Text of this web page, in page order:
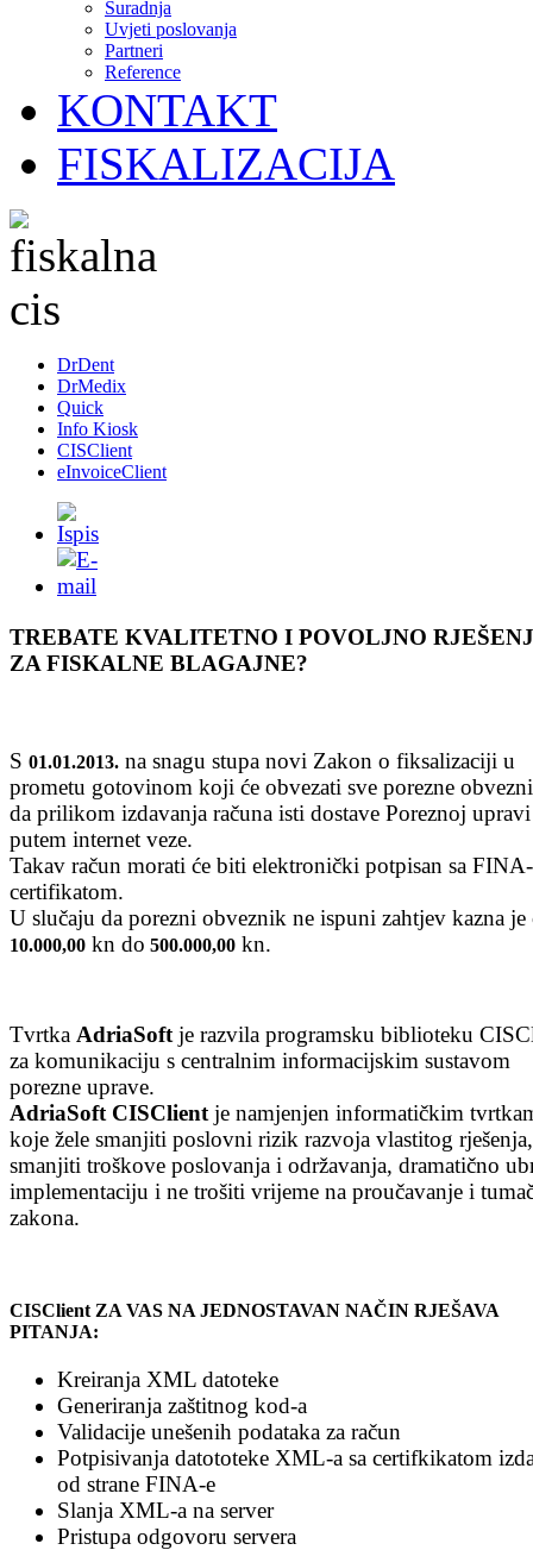
Suradnja
Uvjeti poslovanja
Partneri
Reference
KONTAKT
FISKALIZACIJA
DrDent
DrMedix
Quick
Info Kiosk
CISClient
eInvoiceClient
TREBATE KVALITETNO I POVOLJNO
ZA FISKALNE BLAGAJNE?
S 01.01.2013. na snagu stupa novi Zakon o fiksalizaciji u
prometu gotovinom koji će obvezati sve porezne
da prilikom izdavanja računa isti dostave Poreznoj upravi
putem internet veze.
Takav račun morati će biti elektronički potpisan sa
certifikatom.
U slučaju da porezni obveznik ne ispuni zahtjev kazna je
10.000,00 kn do 500.000,00 kn.
Tvrtka AdriaSoft je razvila programsku biblioteku
za komunikaciju s centralnim informacijskim sustavom
porezne uprave.
AdriaSoft CISClient je namjenjen informatičkim
koje žele smanjiti poslovni rizik razvoja vlastitog rješenja,
smanjiti troškove poslovanja i održavanja, dramatično
implementaciju i ne trošiti vrijeme na proučavanje i
zakona.
CISClient ZA VAS NA JEDNOSTAVAN NAČIN RJEŠAVA
PITANJA:
Kreiranja XML datoteke
Generiranja zaštitnog kod-a
Validacije unešenih podataka za račun
Potpisivanja datototeke XML-a sa certifkikatom
od strane FINA-e
Slanja XML-a na server
Pristupa odgovoru servera